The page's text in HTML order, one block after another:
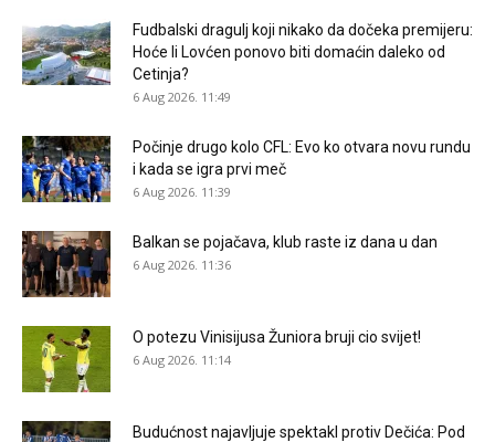
Fudbalski dragulj koji nikako da dočeka premijeru:
Hoće li Lovćen ponovo biti domaćin daleko od
Cetinja?
6 Aug 2026. 11:49
Počinje drugo kolo CFL: Evo ko otvara novu rundu
i kada se igra prvi meč
6 Aug 2026. 11:39
Balkan se pojačava, klub raste iz dana u dan
6 Aug 2026. 11:36
O potezu Vinisijusa Žuniora bruji cio svijet!
6 Aug 2026. 11:14
Budućnost najavljuje spektakl protiv Dečića: Pod